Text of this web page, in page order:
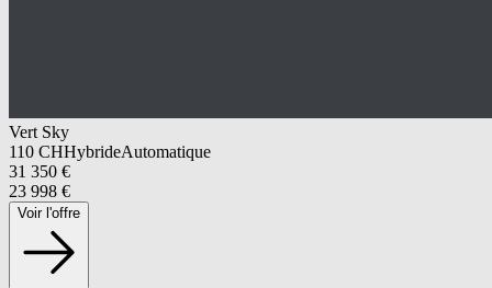
Vert Sky
110 CHHybrideAutomatique
31 350 €
23 998 €
Voir l'offre